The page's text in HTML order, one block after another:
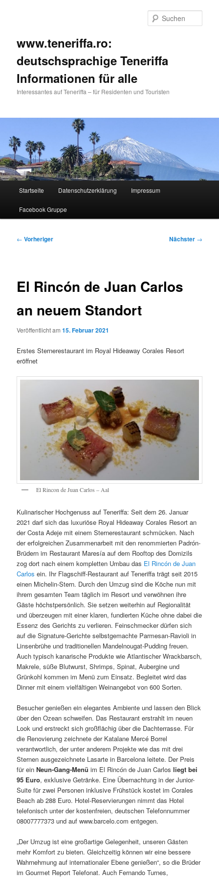
www.teneriffa.ro:
deutschsprachige Teneriffa
Informationen für alle
Interessantes auf Teneriffa – für Residenten und Touristen
Zum
primären
Startseite Datenschutzerklärung Impressum
Facebook Gruppe
Beitragsnavigation
← Vorheriger Nächster →
El Rincón de Juan Carlos
an neuem Standort
Veröffentlicht am15. Februar 2021
Erstes Sternerestaurant im Royal Hideaway Corales Resort
eröffnet
El Rincon de Juan Carlos – Aal
Kulinarischer Hochgenuss auf Teneriffa: Seit dem 26. Januar
2021 darf sich das luxuriöse Royal Hideaway Corales Resort an
der Costa Adeje mit einem Sternerestaurant schmücken. Nach
der erfolgreichen Zusammenarbeit mit den renommierten Padrón-
Brüdern im Restaurant Maresía auf dem Rooftop des Domizils
zog dort nach einem kompletten Umbau das El Rincón de Juan
Carlos ein. Ihr Flagschiff-Restaurant auf Teneriffa trägt seit 2015
einen Michelin-Stern. Durch den Umzug sind die Köche nun mit
ihrem gesamten Team täglich im Resort und verwöhnen ihre
Gäste höchstpersönlich. Sie setzen weiterhin auf Regionalität
und überzeugen mit einer klaren, fundierten Küche ohne dabei die
Essenz des Gerichts zu verlieren. Feinschmecker dürfen sich
auf die Signature-Gerichte selbstgemachte Parmesan-Ravioli in
Linsenbrühe und traditionellen Mandelnougat-Pudding freuen.
Auch typisch kanarische Produkte wie Atlantischer Wrackbarsch,
Makrele, süße Blutwurst, Shrimps, Spinat, Aubergine und
Grünkohl kommen im Menü zum Einsatz. Begleitet wird das
Dinner mit einem vielfältigen Weinangebot von 600 Sorten.
Besucher genießen ein elegantes Ambiente und lassen den Blick
über den Ozean schweifen. Das Restaurant erstrahlt im neuen
Look und erstreckt sich großflächig über die Dachterrasse. Für
die Renovierung zeichnete der Katalane Mercé Borrel
verantwortlich, der unter anderem Projekte wie das mit drei
Sternen ausgezeichnete Lasarte in Barcelona leitete. Der Preis
für einNeun-Gang-Menü im El Rincón de Juan Carlosliegt bei
95 Euro, exklusive Getränke. Eine Übernachtung in der Junior-
Suite für zwei Personen inklusive Frühstück kostet im Corales
Beach ab 288 Euro. Hotel-Reservierungen nimmt das Hotel
telefonisch unter der kostenfreien, deutschen Telefonnummer
08007777373 und auf www.barcelo.com entgegen.
„Der Umzug ist eine großartige Gelegenheit, unseren Gästen
mehr Komfort zu bieten. Gleichzeitig können wir eine bessere
Wahrnehmung auf internationaler Ebene genießen“, so die Brüder
im Gourmet Report Telefonat. Auch Fernando Turnes,